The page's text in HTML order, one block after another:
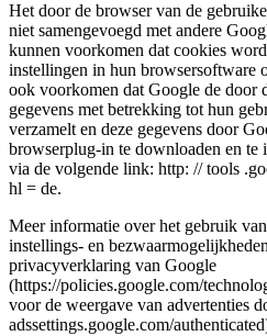
Het door de browser van de
niet samengevoegd met andere
kunnen voorkomen dat cookies
instellingen in hun browsersoftware
ook voorkomen dat Google de door
gegevens met betrekking tot hun
verzamelt en deze gegevens door
browserplug-in te downloaden en te
via de volgende link: http: // tools
hl = de.
Meer informatie over het gebruik
instellings- en
privacyverklaring van Google
(https://policies.google.com/
voor de weergave van advertenties
adssettings.google.com/